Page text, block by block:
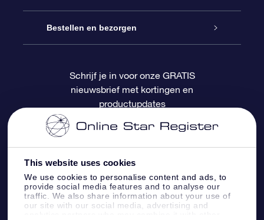
This website uses cookies
We use cookies to personalise content and ads, to
provide social media features and to analyse our
traffic. We also share information about your use of
our site with our social media, advertising and
Blog
OSR Recensies
OSR Cadeaupakket
OSR Cadeaukaart
Relatiegeschenken
Sterrenregister
Gepersonaliseerde sterrenpagina
One Million Stars
OSR Starsaver
Fly me to the Stars App
Bestellen en bezorgen
Betalingsinformatie
Verzendinformatie
Retourbeleid
Constellaties
Schrijf je in voor onze GRATIS
nieuwsbrief met kortingen en
productupdates